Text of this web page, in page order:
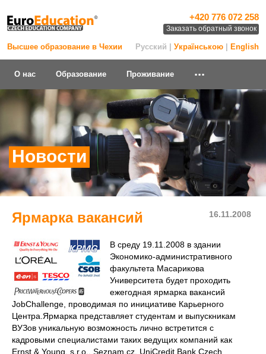
Высшее образование в Чехии
+420 776 072 258
Заказать обратный звонок
Русский | Українською English
О нас Образование Проживание ...
Новости
16.11.2008
Ярмарка вакансий
В среду 19.11.2008 в здании
Экономико-административного
факультета Масарикова
Университета будет проходить
ежегодная ярмарка вакансий
JobChallenge, проводимая по инициативе Карьерного
Центра.Ярмарка представляет студентам и выпускникам
ВУЗов уникальную возможность лично встретится с
кадровыми специалистами таких ведущих компаний как
Ernst & Young, s.r.o., Seznam.cz, UniCredit Bank Czech